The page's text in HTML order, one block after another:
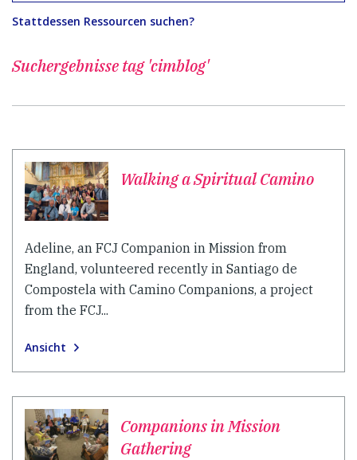
Stattdessen Ressourcen suchen?
Suchergebnissetag 'cimblog'
Walking a Spiritual Camino
Adeline, an FCJ Companion in Mission from
England, volunteered recently in Santiago de
Compostela with Camino Companions, a project
from the FCJ...
Ansicht
Companions in Mission
Gathering